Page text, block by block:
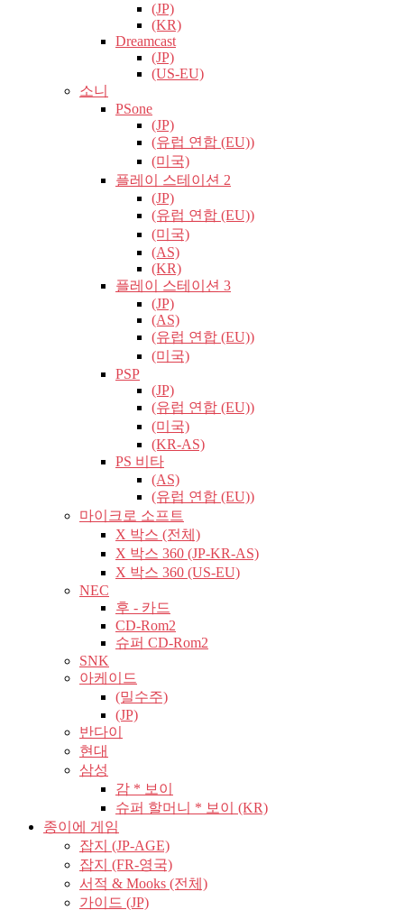
(JP)
(KR)
Dreamcast
(JP)
(US-EU)
소니
PSone
(JP)
(유럽​​ 연합 (EU))
(미국)
플레이 스테이션 2
(JP)
(유럽​​ 연합 (EU))
(미국)
(AS)
(KR)
플레이 스테이션 3
(JP)
(AS)
(유럽​​ 연합 (EU))
(미국)
PSP
(JP)
(유럽​​ 연합 (EU))
(미국)
(KR-AS)
PS 비타
(AS)
(유럽​​ 연합 (EU))
마이크로 소프트
X 박스 (전체)
X 박스 360 (JP-KR-AS)
X 박스 360 (US-EU)
NEC
후 - 카드
CD-Rom2
슈퍼 CD-Rom2
SNK
아케이드
(밀수주)
(JP)
반다이
현대
삼성
감 * 보이
슈퍼 할머니 * 보이 (KR)
종이에 게임
잡지 (JP-AGE)
잡지 (FR-영국)
서적 & Mooks (전체)
가이드 (JP)